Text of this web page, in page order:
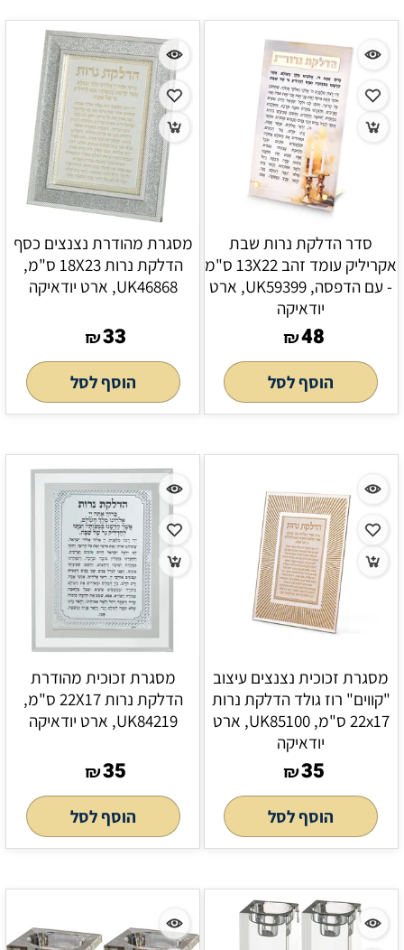
סדר הדלקת נרות שבת
אקריליק עומד זהב 13X22 ס"מ
- עם הדפסה, UK59399, ארט
יודאיקה
₪48
הוסף לסל
מסגרת מהודרת נצנצים כסף
הדלקת נרות 18X23 ס"מ,
UK46868, ארט יודאיקה
₪33
הוסף לסל
מסגרת זכוכית נצנצים עיצוב
"קווים" רוז גולד הדלקת נרות
22x17 ס"מ, UK85100, ארט
יודאיקה
₪35
הוסף לסל
מסגרת זכוכית מהודרת
הדלקת נרות 22X17 ס"מ,
UK84219, ארט יודאיקה
₪35
הוסף לסל